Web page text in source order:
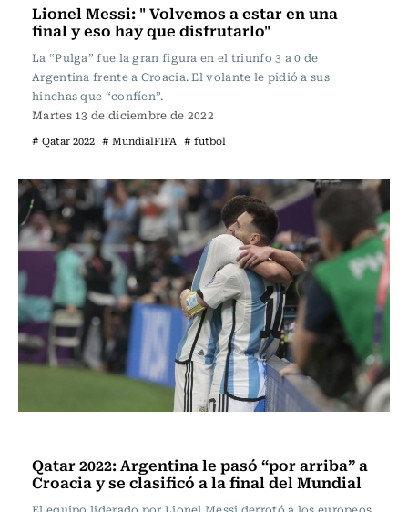
Lionel Messi: " Volvemos a estar en una
final y eso hay que disfrutarlo"
La “Pulga” fue la gran figura en el triunfo 3 a 0 de
Argentina frente a Croacia. El volante le pidió a sus
hinchas que “confíen”.
Martes 13 de diciembre de 2022
# Qatar 2022 # MundialFIFA # futbol
Qatar 2022: Argentina le pasó “por arriba” a
Croacia y se clasificó a la final del Mundial